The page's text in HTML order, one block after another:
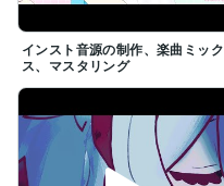
インスト音源の制作、楽曲ミック
ス、マスタリング